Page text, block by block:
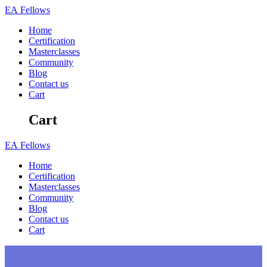
Skip
content
EA Fellows
Home
Certification
Masterclasses
Community
Blog
Contact us
Cart
Cart
EA Fellows
Home
Certification
Masterclasses
Community
Blog
Contact us
Cart